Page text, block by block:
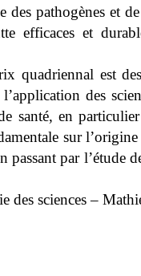
pathogènes et
efficaces et
quadriennal est
des
santé, en
sur
par l’étude
des sciences –